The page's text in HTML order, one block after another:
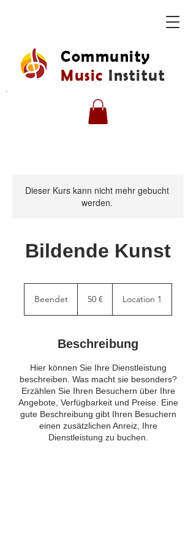
Community
Music Institut
Dieser Kurs kann nicht mehr gebucht
werden.
Bildende Kunst
Beendet
d
t
50 € Location 1
Beschreibung
Hier können Sie Ihre Dienstleistung
beschreiben. Was macht sie besonders?
Erzählen Sie Ihren Besuchern über Ihre
Angebote, Verfügbarkeit und Preise. Eine
gute Beschreibung gibt Ihren Besuchern
einen zusätzlichen Anreiz, Ihre
Dienstleistung zu buchen.